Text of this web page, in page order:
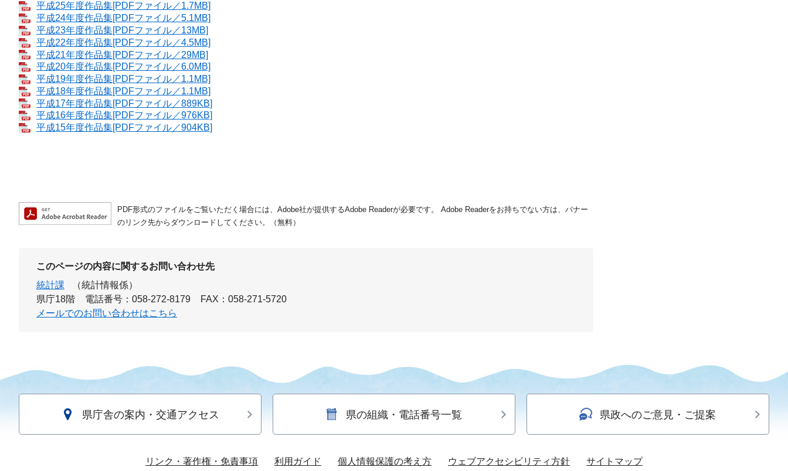
平成25年度作品集[PDFファイル／1.7MB]
平成24年度作品集[PDFファイル／5.1MB]
平成23年度作品集[PDFファイル／13MB]
平成22年度作品集[PDFファイル／4.5MB]
平成21年度作品集[PDFファイル／29MB]
平成20年度作品集[PDFファイル／6.0MB]
平成19年度作品集[PDFファイル／1.1MB]
平成18年度作品集[PDFファイル／1.1MB]
平成17年度作品集[PDFファイル／889KB]
平成16年度作品集[PDFファイル／976KB]
平成15年度作品集[PDFファイル／904KB]
PDF形式のファイルをご覧いただく場合には、Adobe社が提供するAdobe Readerが必要です。
Adobe Readerをお持ちでない方は、バナー
のリンク先からダウンロードしてください。（無料）
このページの内容に関するお問い合わせ先
統計課
（統計情報係）
県庁18階
電話番号：058-272-8179
FAX：058-271-5720
メールでのお問い合わせはこちら
県庁舎の案内・交通アクセス 県の組織・電話番号一覧 県政へのご意見・ご提案
リンク・著作権・免責事項 利用ガイド 個人情報保護の考え方 ウェブアクセシビリティ方針 サイトマップ